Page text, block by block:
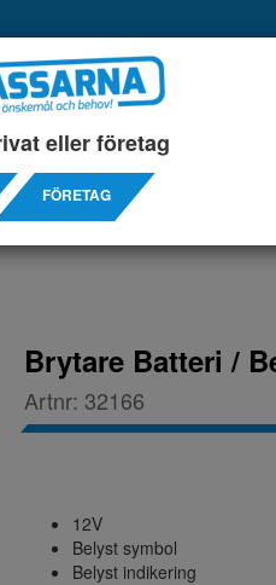
TILLBEHÖRS
Brytare Batteri /
Artnr: 32166
12V
Belyst symbol
Belyst indikering
eller företag
FÖRETAG